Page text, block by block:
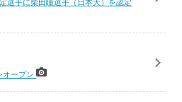
オープン